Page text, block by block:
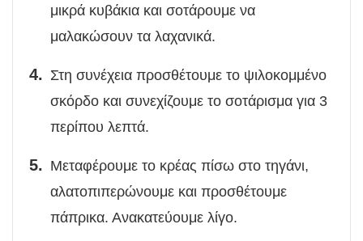
μικρά κυβάκια και σοτάρουμε να
μαλακώσουν τα λαχανικά.
Στη συνέχεια προσθέτουμε το ψιλοκομμένο
σκόρδο και συνεχίζουμε το σοτάρισμα για 3
περίπου λεπτά.
Μεταφέρουμε το κρέας πίσω στο τηγάνι,
αλατοπιπερώνουμε και προσθέτουμε
πάπρικα. Ανακατεύουμε λίγο.